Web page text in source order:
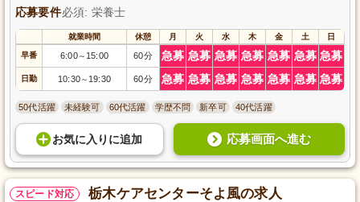
応募要件必須: 栄養士
就業時間 休憩 月 火 水 木 金 土 日
早番 6:00～ 15:00 60分 急募 急募 急募 急募 急募 急募 急募
日勤 10:30～ 19:30 60分 急募 急募 急募 急募 急募 急募 急募
50代活躍 未経験可 60代活躍 学歴不問 新卒可 40代活躍
お気に入り に追加 応募画面へ進む
スピード対応 栃木ケアセンターそよ風の求人